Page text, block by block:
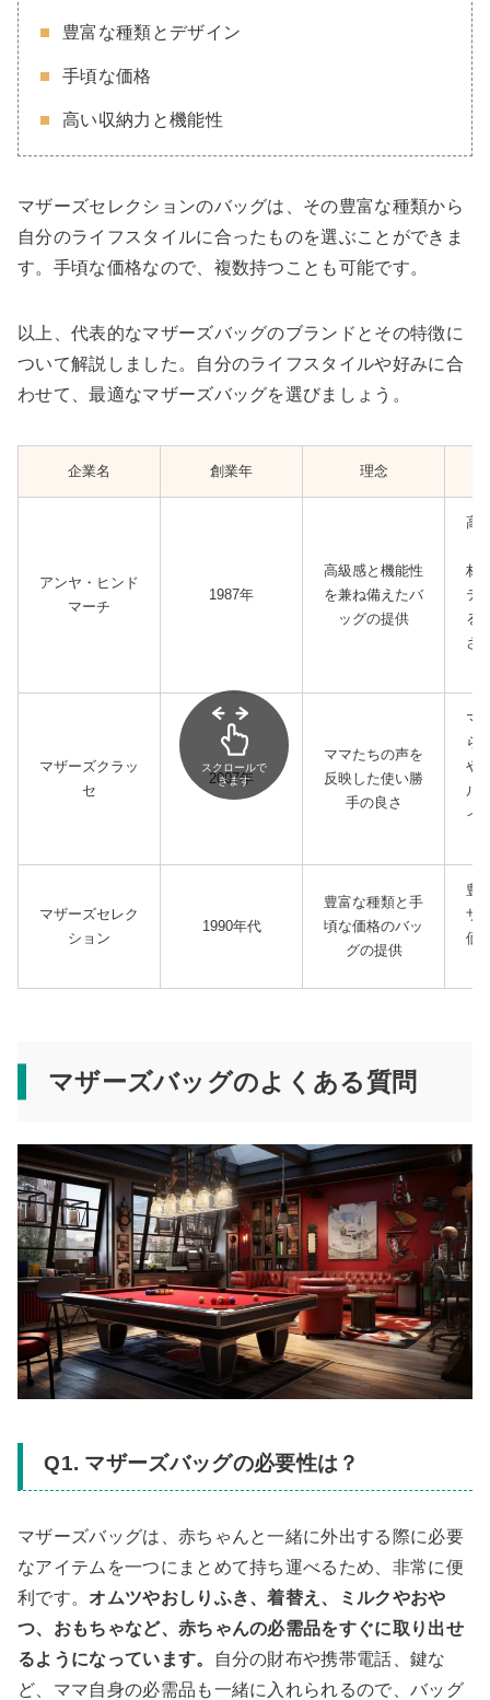
豊富な種類とデザイン
手頃な価格
高い収納力と機能性
マザーズセレクションのバッグは、その豊富な種類から
自分のライフスタイルに合ったものを選ぶことができま
す。手頃な価格なので、複数持つことも可能です。
以上、代表的なマザーズバッグのブランドとその特徴に
ついて解説しました。自分のライフスタイルや好みに合
わせて、最適なマザーズバッグを選びましょう。
企業名 創業年 理念
アンヤ・ヒンド
マーチ
1987年
高級感と機能性
を兼ね備えたバ
ッグの提供
高
材
テ
る
さ
マザーズクラッ
セ
2007年
ママたちの声を
反映した使い勝
手の良さ
マ
ら
や
ル
イ
マザーズセレク
ション
1990年代
豊富な種類と手
頃な価格のバッ
グの提供
豊
ザ
価
スクロールで
きます
マザーズバッグのよくある質問
Q1. マザーズバッグの必要性は？
マザーズバッグは、赤ちゃんと一緒に外出する際に必要
なアイテムを一つにまとめて持ち運べるため、非常に便
利です。 オムツやおしりふき、着替え、ミルクやおや
つ、おもちゃなど、赤ちゃんの必需品をすぐに取り出せ
るようになっています。
自分の財布や携帯電話、鍵な
ど、ママ自身の必需品も一緒に入れられるので、バッグ